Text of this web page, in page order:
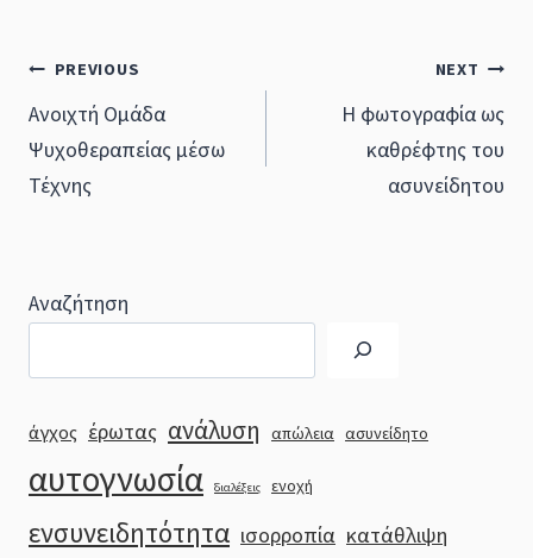
Post
navigation
PREVIOUS
Ανοιχτή Ομάδα
Ψυχοθεραπείας μέσω
Τέχνης
NEXT
Η φωτογραφία ως
καθρέφτης του
ασυνείδητου
Αναζήτηση
άγχος έρωτας ανάλυση απώλεια ασυνείδητο
αυτογνωσία διαλέξεις ενοχή
ενσυνειδητότητα ισορροπία κατάθλιψη